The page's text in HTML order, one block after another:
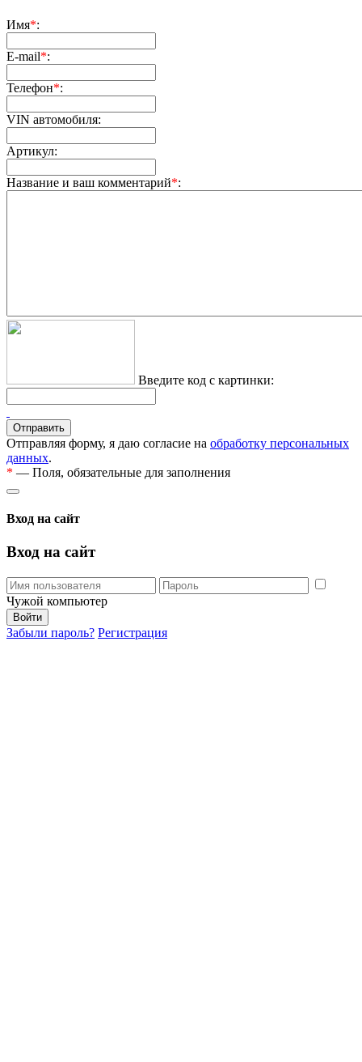
Имя*:
E-mail*:
Телефон*:
VIN автомобиля:
Артикул:
Название и ваш комментарий*:
Введите код с картинки:
Отправляя форму, я даю согласие на обработку персональных
данных.
* — Поля, обязательные для заполнения
Вход на сайт
Вход на сайт
Чужой компьютер
Забыли пароль? Регистрация